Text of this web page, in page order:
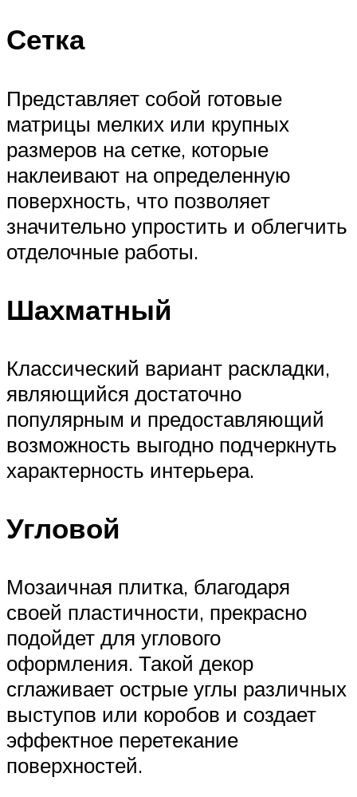
Сетка
Представляет собой готовые
матрицы мелких или крупных
размеров на сетке, которые
наклеивают на определенную
поверхность, что позволяет
значительно упростить и облегчить
отделочные работы.
Шахматный
Классический вариант раскладки,
являющийся достаточно
популярным и предоставляющий
возможность выгодно подчеркнуть
характерность интерьера.
Угловой
Мозаичная плитка, благодаря
своей пластичности, прекрасно
подойдет для углового
оформления. Такой декор
сглаживает острые углы различных
выступов или коробов и создает
эффектное перетекание
поверхностей.